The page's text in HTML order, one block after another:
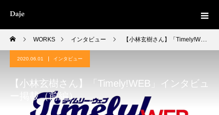
WORKS インタビュー 【小林玄樹さん】「Timely!WEB」インタビュー掲載（前編）
2020.06.01 インタビュー
【小林玄樹さん】「Timely!WEB」インタビュ
ー掲載（前編）